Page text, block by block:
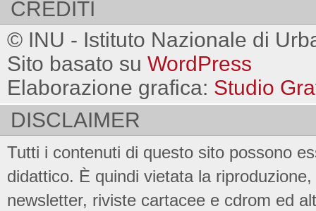
CREDITI
© INU - Istituto Nazionale di
Sito basato su WordPress
Elaborazione grafica: Studio
DISCLAIMER
Tutti i contenuti di questo sito possono
didattico. È quindi vietata la
newsletter, riviste cartacee e cdrom ed